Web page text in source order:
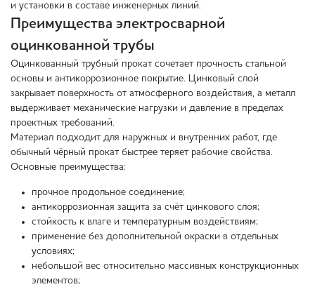
и установки в составе инженерных линий.
Преимущества электросварной
оцинкованной трубы
Оцинкованный трубный прокат сочетает прочность стальной
основы и антикоррозионное покрытие. Цинковый слой
закрывает поверхность от атмосферного воздействия, а металл
выдерживает механические нагрузки и давление в пределах
проектных требований.
Материал подходит для наружных и внутренних работ, где
обычный чёрный прокат быстрее теряет рабочие свойства.
Основные преимущества:
прочное продольное соединение;
антикоррозионная защита за счёт цинкового слоя;
стойкость к влаге и температурным воздействиям;
применение без дополнительной окраски в отдельных
условиях;
небольшой вес относительно массивных конструкционных
элементов;